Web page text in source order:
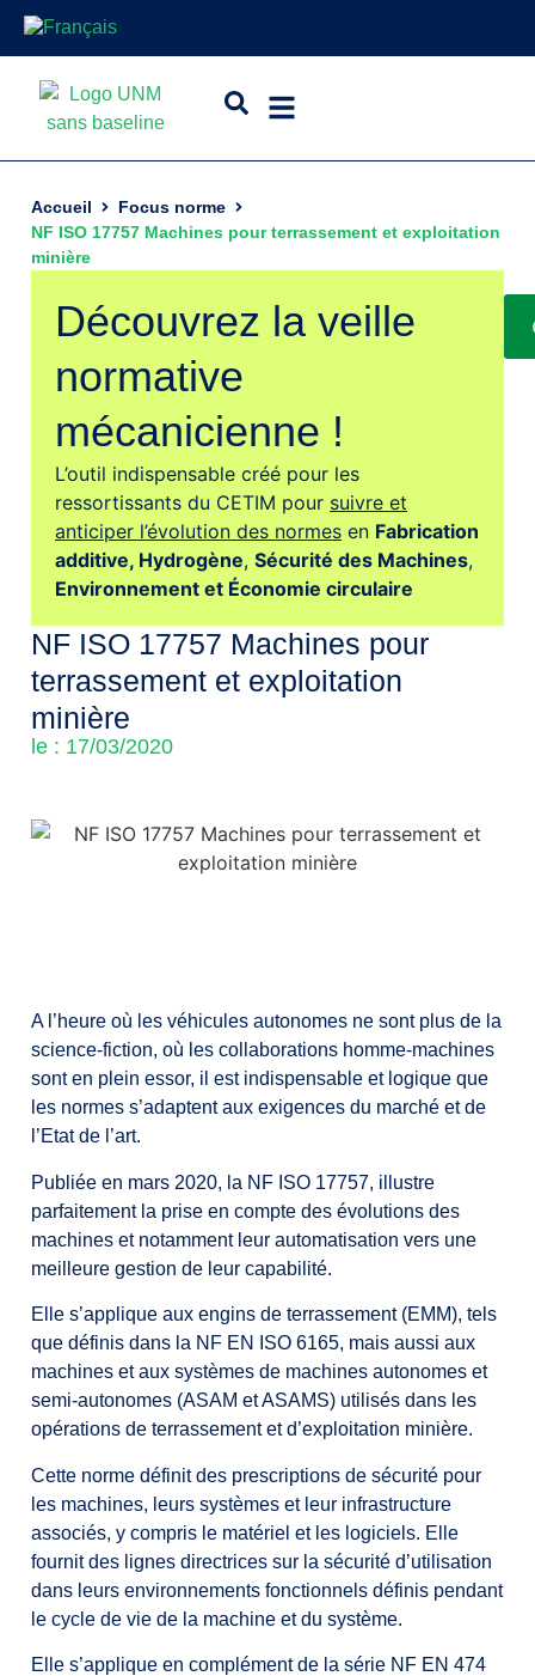
Accueil
Focus norme
NF ISO 17757 Machines pour terrassement et exploitation
minière
Découvrez la veille
normative
mécanicienne !
L’outil indispensable créé pour les
ressortissants du CETIM pour suivre et
anticiper l’évolution des normes en Fabrication
additive, Hydrogène, Sécurité des Machines,
Environnement et Économie circulaire
NF ISO 17757 Machines pour
terrassement et exploitation
minière
le : 17/03/2020
A l’heure où les véhicules autonomes ne sont plus de la
science-fiction, où les collaborations homme-machines
sont en plein essor, il est indispensable et logique que
les normes s’adaptent aux exigences du marché et de
l’Etat de l’art.
Publiée en mars 2020, la NF ISO 17757, illustre
parfaitement la prise en compte des évolutions des
machines et notamment leur automatisation vers une
meilleure gestion de leur capabilité.
Elle s’applique aux engins de terrassement (EMM), tels
que définis dans la NF EN ISO 6165, mais aussi aux
machines et aux systèmes de machines autonomes et
semi-autonomes (ASAM et ASAMS) utilisés dans les
opérations de terrassement et d’exploitation minière.
Cette norme définit des prescriptions de sécurité pour
les machines, leurs systèmes et leur infrastructure
associés, y compris le matériel et les logiciels. Elle
fournit des lignes directrices sur la sécurité d’utilisation
dans leurs environnements fonctionnels définis pendant
le cycle de vie de la machine et du système.
Elle s’applique en complément de la série NF EN 474